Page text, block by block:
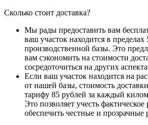
Сколько стоит доставка?
Мы рады предоставить вам
ваш участок находится в
производственной базы. Это
вам сэкономить на стоимости
сосредоточиться на других
Если ваш участок находится на
от нашей базы, стоимость
тарифу 85 рублей за каждый
Это позволяет учесть фактическое
обеспечить честные и прозрачные